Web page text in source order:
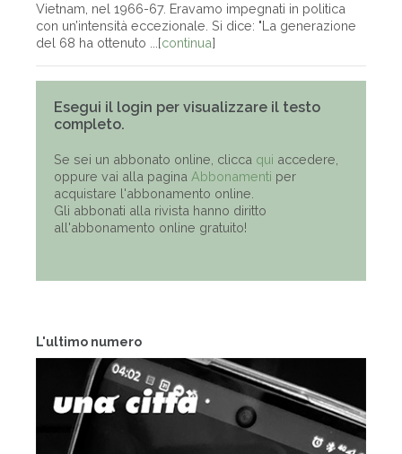
L'ultimo numero
Vietnam, nel 1966-67. Eravamo impegnati in politica
con un’intensità eccezionale. Si dice: "La generazione
del 68 ha ottenuto ...[continua]
Esegui il login per visualizzare il testo
completo.
Se sei un abbonato online, clicca qui accedere,
oppure vai alla pagina Abbonamenti per
acquistare l'abbonamento online.
Gli abbonati alla rivista hanno diritto
all'abbonamento online gratuito!